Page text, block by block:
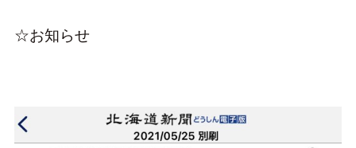
☆お知らせ